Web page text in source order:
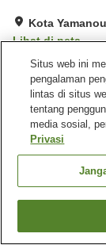
Kota
Lihat di peta
Sangat baik
Fasilitas
Tempat parkir
Maruike Onsen
Situs web ini
pengalaman
lintas di situs
tentang
media sosial,
Privasi